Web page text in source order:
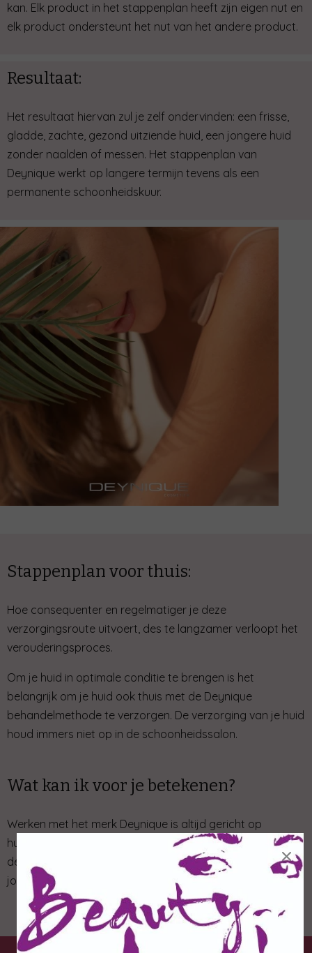
kan. Elk product in het stappenplan heeft zijn eigen nut en
elk product ondersteunt het nut van het andere product.
Resultaat:
Het resultaat hiervan zul je zelf ondervinden: een frisse,
gladde, zachte, gezond uitziende huid, een jongere huid
zonder naalden of messen. Het stappenplan van
Deynique werkt op langere termijn tevens als een
permanente schoonheidskuur.
Stappenplan voor thuis:
Hoe consequenter en regelmatiger je deze
verzorgingsroute uitvoert, des te langzamer verloopt het
verouderingsproces.
Om je huid in optimale conditie te brengen is het
belangrijk om je huid ook thuis met de Deynique
behandelmethode te verzorgen. De verzorging van je huid
houd immers niet op in de schoonheidssalon.
Wat kan ik voor je betekenen?
Werken met het merk Deynique is altijd gericht op
huidverbetering. Je zult merken dat, indien je thuis en ik in
de salon aan je huid werken, je huid er gladder, frisser,
jonger en gezonder uit komt te zien.
×